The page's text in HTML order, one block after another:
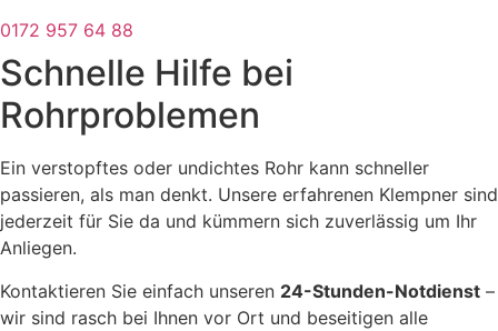
0172 957 64 88
Schnelle Hilfe bei
Rohrproblemen
Ein verstopftes oder undichtes Rohr kann schneller
passieren, als man denkt. Unsere erfahrenen Klempner sind
jederzeit für Sie da und kümmern sich zuverlässig um Ihr
Anliegen.
Kontaktieren Sie einfach unseren 24-Stunden-Notdienst –
wir sind rasch bei Ihnen vor Ort und beseitigen alle